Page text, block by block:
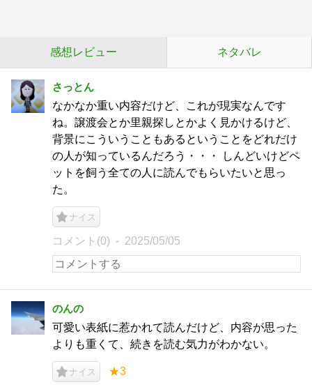
感想レビュー ネタバレ
さっとん
なかなか重い内容だけど、これが現実なんです
ね。譲渡会とか里親探しとかよく見かけるけど、
背景にこういうこともあるということをどれだけ
の人が知っているんだろう・・・ しんどいけどペ
ットを飼う全ての人に読んでもらいたいと思っ
た。
ナイス
コメント(0) 2025/05/05
のんの
可愛い表紙に惹かれて読んだけど、内容が思った
よりも重くて、続きを読む気力がわかない。
ナイス ★3